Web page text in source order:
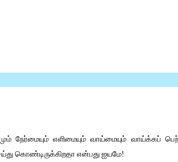
நேர்மையும் எளிமையும் வாய்மையும் வாய்க்கப்
கொண்டிருக்கிறதா என்பது ஐயமே!